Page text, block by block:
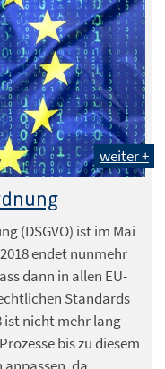
weiter +
(DSGVO) ist im Mai
endet nunmehr
dann in allen EU-
Standards
ist nicht mehr lang
bis zu diesem